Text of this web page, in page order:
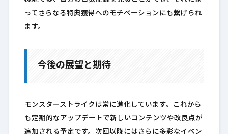
ってさらなる特典獲得へのモチベーションにも繋げられ
ます。
今後の展望と期待
モンスターストライクは常に進化しています。これから
も定期的なアップデートで新しいコンテンツや改良点が
追加される予定です。次回以降にはさらに多彩なイベン